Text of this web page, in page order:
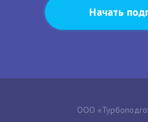
Начать
ООО